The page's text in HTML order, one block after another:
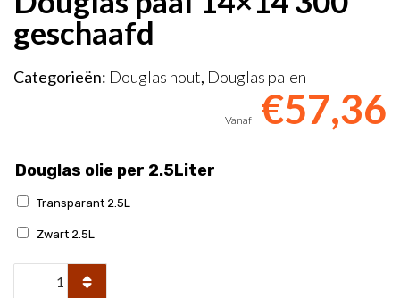
geschaafd
Categorieën: Douglas hout, Douglas palen
€57,36
Douglas olie per 2.5Liter
Transparant 2.5L
Zwart 2.5L
Douglas